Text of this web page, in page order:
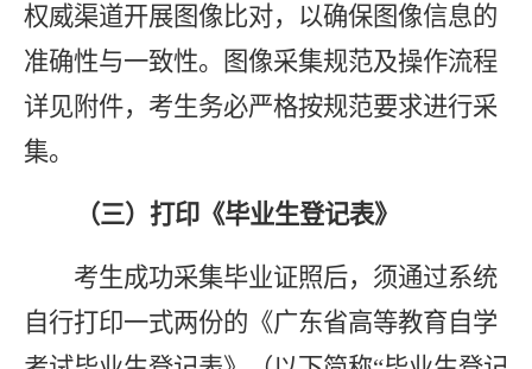
权威渠道开展图像比对，以确保图像信息的
准确性与一致性。图像采集规范及操作流程
详见附件，考生务必严格按规范要求进行采
集。
（三）打印《毕业生登记表》
考生成功采集毕业证照后， 须通过系统
自行打印一式两份的《广东省高等教育自学